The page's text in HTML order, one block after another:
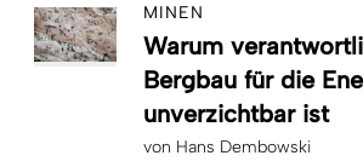
MINEN
Warum
Bergbau für die
unverzichtbar ist
von Hans Dembowski